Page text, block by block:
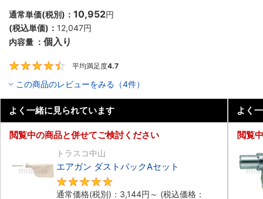
通常単価(税別)： 10,952円
(税込単価)： 12,047円
内容量 ： 個入り
平均満足度4.7
この商品のレビューをみる（4件）
よく一緒に見られています
閲覧中の商品と併せてご検討ください
トラスコ中山
エアガン ダストバックAセット
通常価格(税別)： 3,144円 ～ (税込価格：
よく
閲覧